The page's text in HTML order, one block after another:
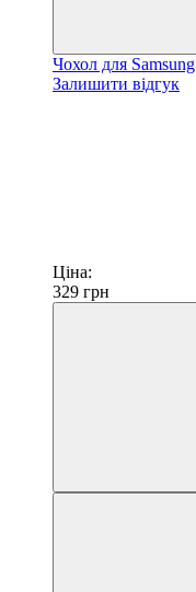
Чохол для
Залишити відгук
Ціна:
329 грн